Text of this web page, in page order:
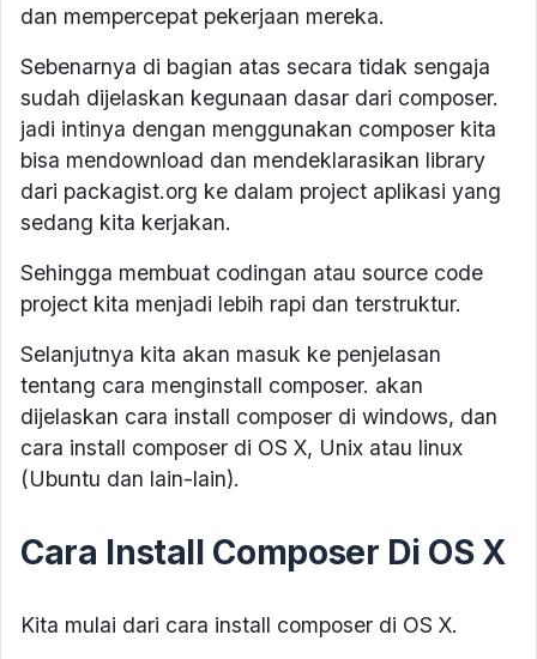
dan mempercepat pekerjaan mereka.
Sebenarnya di bagian atas secara tidak sengaja
sudah dijelaskan kegunaan dasar dari composer.
jadi intinya dengan menggunakan composer kita
bisa mendownload dan mendeklarasikan library
dari packagist.org ke dalam project aplikasi yang
sedang kita kerjakan.
Sehingga membuat codingan atau source code
project kita menjadi lebih rapi dan terstruktur.
Selanjutnya kita akan masuk ke penjelasan
tentang cara menginstall composer. akan
dijelaskan cara install composer di windows, dan
cara install composer di OS X, Unix atau linux
(Ubuntu dan lain-lain).
Cara Install Composer Di OS X
Kita mulai dari cara install composer di OS X.